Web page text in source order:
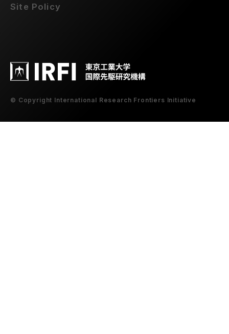
Site Policy
© Copyright International Research Frontiers Initiative